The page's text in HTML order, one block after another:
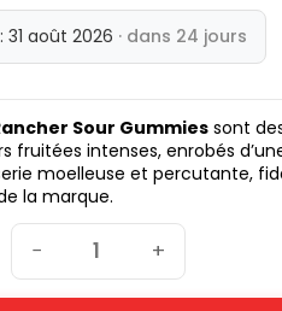
: 31 août 2026 · dans 24 jours
Sour Gummiessont
fruitées intenses, enrobés
moelleuse et percutante,
la marque.
− +